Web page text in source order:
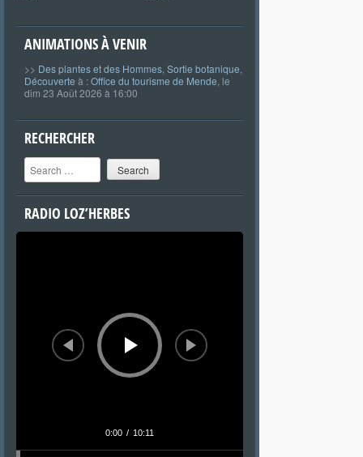
ANIMATIONS À VENIR
>> Des plantes et des Hommes Sortie botanique
Découverte à :Office du tourisme de Mende , le
dim 23 Août 2026 à 16:00
RECHERCHER
Search
RADIO LOZ’HERBES
Lecteur
0:00 / 10:11